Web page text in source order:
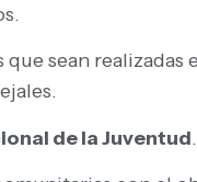
sean realizadas
de la Juventud.